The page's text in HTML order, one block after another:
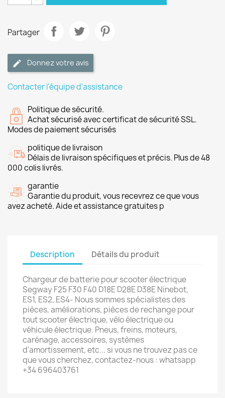
Partager
Donnez votre avis
Contacter l'équipe d'assistance
Politique de sécurité.
Achat sécurisé avec certificat de sécurité SSL.
Modes de paiement sécurisés
politique de livraison
Délais de livraison spécifiques et précis. Plus de 48
000 colis livrés.
garantie
Garantie du produit, vous recevrez ce que vous
avez acheté. Aide et assistance gratuites p
Description Détails du produit
Chargeur de batterie pour scooter électrique
Segway F25 F30 F40 D18E D28E D38E Ninebot,
ES1, ES2, ES4- Nous sommes spécialistes des
pièces, améliorations, pièces de rechange pour
tout scooter électrique, vélo électrique ou
véhicule électrique. Pneus, freins, moteurs,
carénage, accessoires, systèmes
d'amortissement, etc... si vous ne trouvez pas ce
que vous cherchez, contactez-nous : whatsapp
+34 696403761